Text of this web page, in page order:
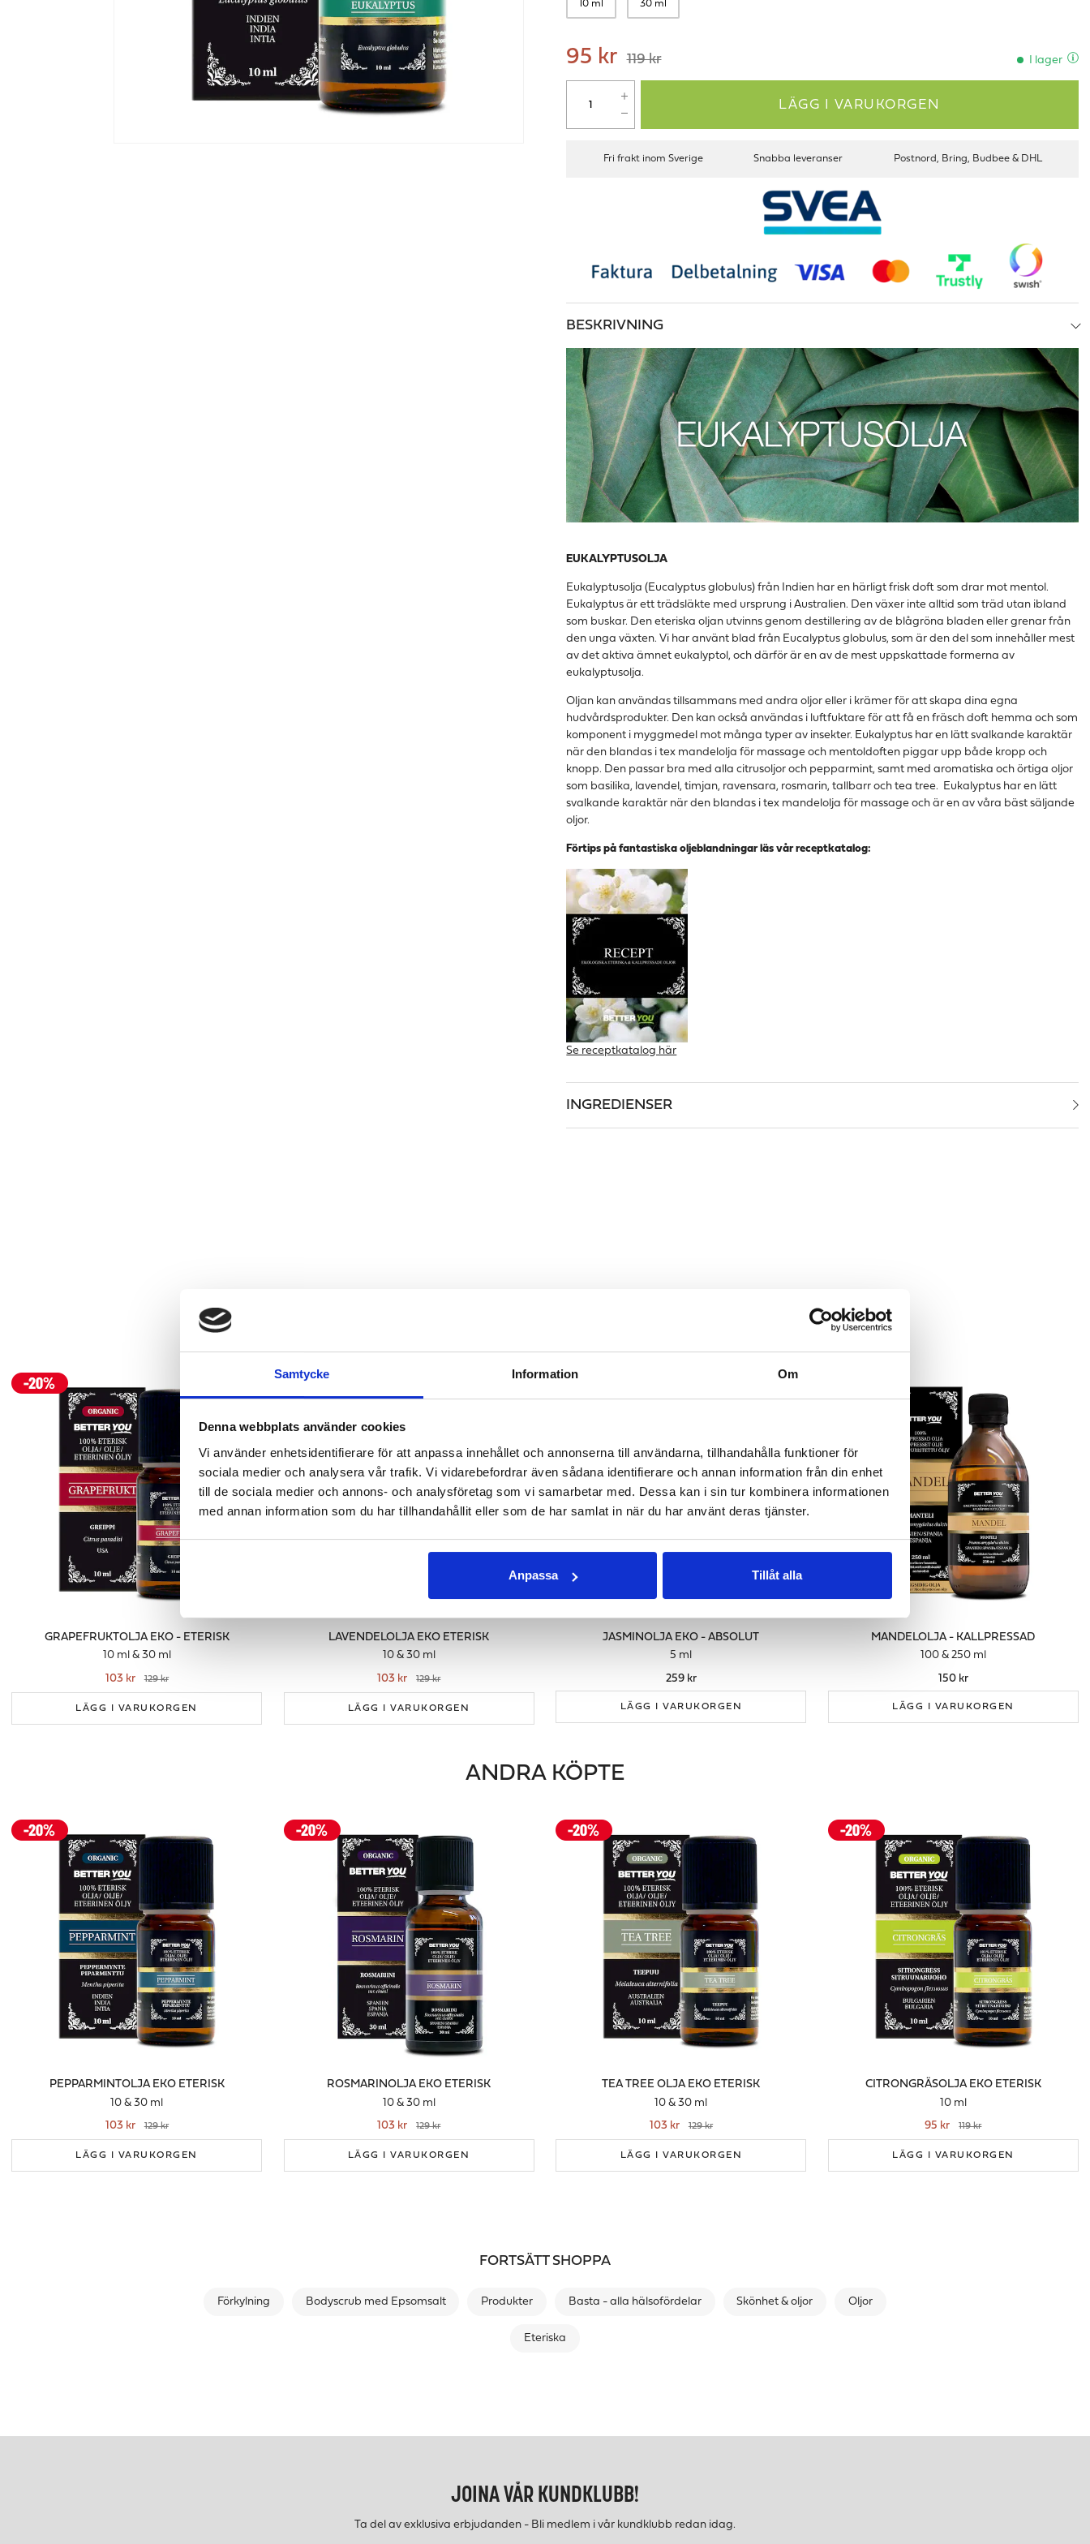
Samtycke Information Om
Denna webbplats använder cookies
Vi använder enhetsidentifierare för att anpassa innehållet och annonserna till användarna, tillhandahålla funktioner för
sociala medier och analysera vår trafik. Vi vidarebefordrar även sådana identifierare och annan information från din enhet
till de sociala medier och annons- och analysföretag som vi samarbetar med. Dessa kan i sin tur kombinera informationen
med annan information som du har tillhandahållit eller som de har samlat in när du har använt deras tjänster.
Anpassa Tillåt alla
10 ml 30 ml
95 kr 119 kr I lager
LÄGG I VARUKORGEN
Fri frakt inom Sverige Snabba leveranser Postnord, Bring, Budbee & DHL
BESKRIVNING
EUKALYPTUSOLJA
Eukalyptusolja (Eucalyptus globulus) från Indien har en härligt frisk doft som drar mot mentol.
Eukalyptus är ett trädsläkte med ursprung i Australien. Den växer inte alltid som träd utan ibland
som buskar. Den eteriska oljan utvinns genom destillering av de blågröna bladen eller grenar från
den unga växten. Vi har använt blad från Eucalyptus globulus, som är den del som innehåller mest
av det aktiva ämnet eukalyptol, och därför är en av de mest uppskattade formerna av
eukalyptusolja.
Oljan kan användas tillsammans med andra oljor eller i krämer för att skapa dina egna
hudvårdsprodukter. Den kan också användas i luftfuktare för att få en fräsch doft hemma och som
komponent i myggmedel mot många typer av insekter. Eukalyptus har en lätt svalkande karaktär
när den blandas i tex mandelolja för massage och mentoldoften piggar upp både kropp och
knopp. Den passar bra med alla citrusoljor och pepparmint, samt med aromatiska och örtiga oljor
som basilika, lavendel, timjan, ravensara, rosmarin, tallbarr och tea tree. Eukalyptus har en lätt
svalkande karaktär när den blandas i tex mandelolja för massage och är en av våra bäst säljande
oljor.
Förtips på fantastiska oljeblandningar läs vår receptkatalog:
Se receptkatalog här
INGREDIENSER
GRAPEFRUKTOLJA EKO - ETERISK
10 ml & 30 ml
103 kr
129 kr
LÄGG I VARUKORGEN
LAVENDELOLJA EKO ETERISK
10 & 30 ml
103 kr
129 kr
LÄGG I VARUKORGEN
JASMINOLJA EKO - ABSOLUT
5 ml
259 kr
LÄGG I VARUKORGEN
MANDELOLJA - KALLPRESSAD
100 & 250 ml
150 kr
LÄGG I VARUKORGEN
ANDRA KÖPTE
PEPPARMINTOLJA EKO ETERISK
10 & 30 ml
103 kr
129 kr
LÄGG I VARUKORGEN
ROSMARINOLJA EKO ETERISK
10 & 30 ml
103 kr
129 kr
LÄGG I VARUKORGEN
TEA TREE OLJA EKO ETERISK
10 & 30 ml
103 kr
129 kr
LÄGG I VARUKORGEN
CITRONGRÄSOLJA EKO ETERISK
10 ml
95 kr
119 kr
LÄGG I VARUKORGEN
FORTSÄTT SHOPPA
Förkylning Bodyscrub med Epsomsalt Produkter Basta - alla hälsofördelar Skönhet & oljor Oljor
Eteriska
JOINA VÅR KUNDKLUBB!
Ta del av exklusiva erbjudanden - Bli medlem i vår kundklubb redan idag.